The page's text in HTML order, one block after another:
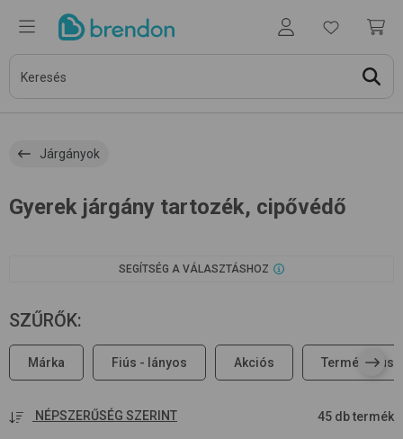
Járgányok
Gyerek járgány tartozék, cipővédő
SEGÍTSÉG A VÁLASZTÁSHOZ
SZŰRŐK:
Márka Fiús - lányos Akciós Terméktípus
NÉPSZERŰSÉG SZERINT 45 db termék